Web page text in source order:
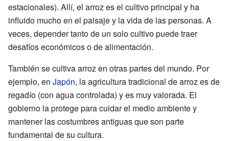
estacionales). Allí, el arroz es el cultivo principal y ha
influido mucho en el paisaje y la vida de las personas. A
veces, depender tanto de un solo cultivo puede traer
desafíos económicos o de alimentación.
También se cultiva arroz en otras partes del mundo. Por
ejemplo, en Japón, la agricultura tradicional de arroz es de
regadío (con agua controlada) y es muy valorada. El
gobierno la protege para cuidar el medio ambiente y
mantener las costumbres antiguas que son parte
fundamental de su cultura.